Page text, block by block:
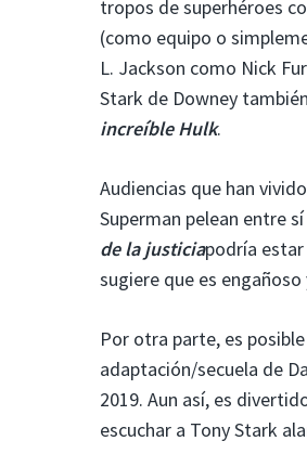
tropos de superhéroes
(como equipo o
L. Jackson como Nick
Stark de Downey
increíble Hulk.
Audiencias que han
Superman pelean entre
de la justiciapodría
sugiere que es
Por otra parte, es
adaptación/secuela de
2019. Aun así, es
escuchar a Tony Stark